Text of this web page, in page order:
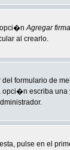
opci�nAgregar firma
al crearlo.
del formulario de
opci�n escriba
pulse en el